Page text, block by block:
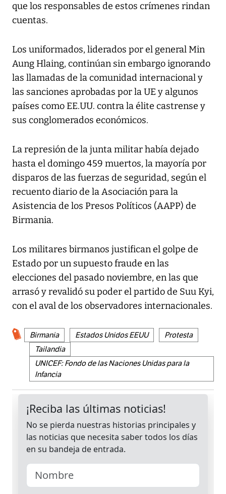
que los responsables de estos crímenes rindan
cuentas.
Los uniformados, liderados por el general Min
Aung Hlaing, continúan sin embargo ignorando
las llamadas de la comunidad internacional y
las sanciones aprobadas por la UE y algunos
países como EE.UU. contra la élite castrense y
sus conglomerados económicos.
La represión de la junta militar había dejado
hasta el domingo 459 muertos, la mayoría por
disparos de las fuerzas de seguridad, según el
recuento diario de la Asociación para la
Asistencia de los Presos Políticos (AAPP) de
Birmania.
Los militares birmanos justifican el golpe de
Estado por un supuesto fraude en las
elecciones del pasado noviembre, en las que
arrasó y revalidó su poder el partido de Suu Kyi,
con el aval de los observadores internacionales.
Birmania Estados Unidos EEUU
Protesta
Tailandia
UNICEF: Fondo de las Naciones Unidas para la
Infancia